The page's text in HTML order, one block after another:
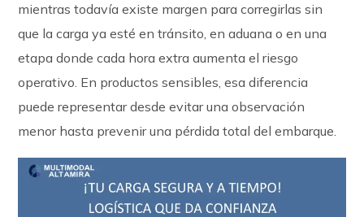
mientras todavía existe margen para corregirlas sin
que la carga ya esté en tránsito, en aduana o en una
etapa donde cada hora extra aumenta el riesgo
operativo. En productos sensibles, esa diferencia
puede representar desde evitar una observación
menor hasta prevenir una pérdida total del embarque.